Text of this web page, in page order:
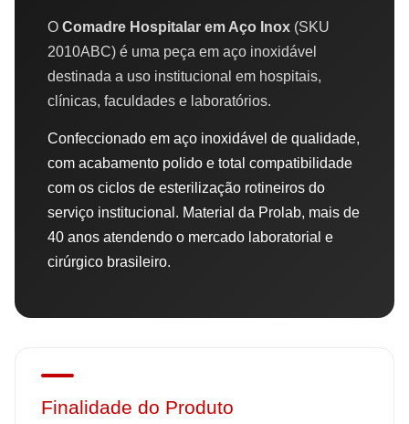
O Comadre Hospitalar em Aço Inox (SKU
2010ABC) é uma peça em aço inoxidável
destinada a uso institucional em hospitais,
clínicas, faculdades e laboratórios.
Confeccionado em aço inoxidável de qualidade,
com acabamento polido e total compatibilidade
com os ciclos de esterilização rotineiros do
serviço institucional. Material da Prolab, mais de
40 anos atendendo o mercado laboratorial e
cirúrgico brasileiro.
Finalidade do Produto